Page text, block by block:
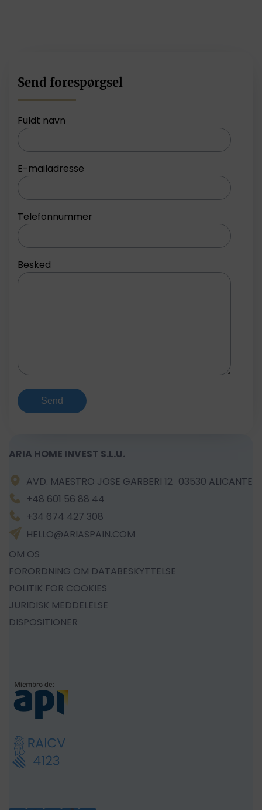
Send forespørgsel
Fuldt navn
E-mailadresse
Telefonnummer
Besked
ARIA HOME INVEST S.L.U.
AVD. MAESTRO JOSE GARBERI 12 03530 ALICANTE
+48 601 56 88 44
+34 674 427 308
HELLO@ARIASPAIN.COM
OM OS
FORORDNING OM DATABESKYTTELSE
POLITIK FOR COOKIES
JURIDISK MEDDELELSE
DISPOSITIONER